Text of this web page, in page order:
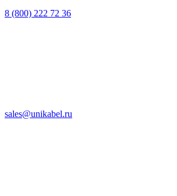
8 (800) 222 72 36
sales@unikabel.ru